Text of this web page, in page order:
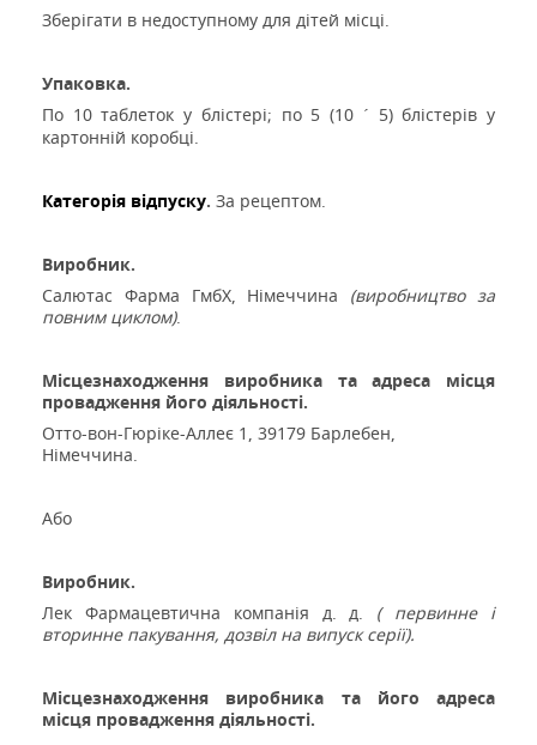
Зберігати в недоступному для дітей місці.
Упаковка.
По 10 таблеток у блістері; по 5 (10 ´
5) блістерів у
картонній коробці.
Категорія відпуску. За рецептом.
Виробник.
Салютас Фарма ГмбХ, Німеччина (виробництво за
повним циклом).
Місцезнаходження
виробника та адреса місця
провадження його діяльності.
Отто-вон-Гюріке-Аллеє 1, 39179 Барлебен,
Німеччина.
Або
Виробник.
Лек Фармацевтична компанія д. д. (
первинне і
вторинне пакування, дозвіл на випуск серії).
Місцезнаходження
виробника та його адреса
місця провадження діяльності.